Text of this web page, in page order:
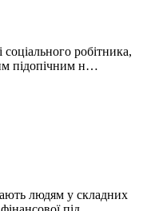
робітника,
підопічним н…
людям у складних